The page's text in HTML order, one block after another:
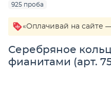
925 проба
«Оплачивай на сайте
Серебряное
фианитами (арт.